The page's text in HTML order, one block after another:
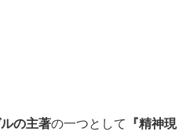
の主著の一つとして
『精神現